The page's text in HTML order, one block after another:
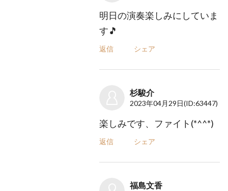
明日の演奏楽しみにしていま
す🎵
返信 シェア
杉駿介
2023年04月29日(ID:63447)
楽しみです、ファイト(*^^*)
返信 シェア
福島文香